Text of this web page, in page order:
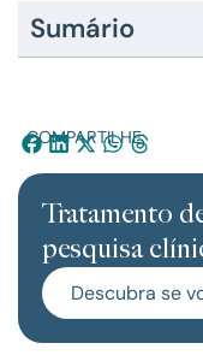
Sumário
COMPARTILHE:
Tratamento
pesquisa
Descubra se